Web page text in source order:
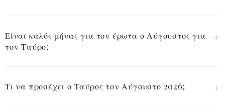
Είναι καλός μήνας για τον έρωτα ο Αύγουστος για
τον Ταύρο;
Τι να προσέχει ο Ταύρος τον Αύγουστο 2026;